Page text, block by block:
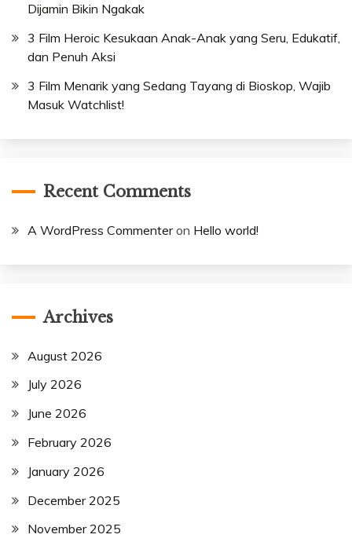
Dijamin Bikin Ngakak
3 Film Heroic Kesukaan Anak-Anak yang Seru, Edukatif,
dan Penuh Aksi
3 Film Menarik yang Sedang Tayang di Bioskop, Wajib
Masuk Watchlist!
Recent Comments
A WordPress Commenteron Hello world!
Archives
August 2026
July 2026
June 2026
February 2026
January 2026
December 2025
November 2025